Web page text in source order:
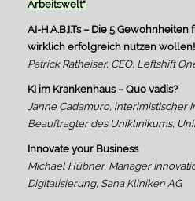
Arbeitswelt"
AI-H.A.B.I.Ts – Die 5
wirklich erfolgreich nutzen wollen!
Patrick Ratheiser, CEO, Leftshift
KI im Krankenhaus – Quo vadis?
Janne Cadamuro, interimistischer
Beauftragter des Uniklinikums,
Innovate your Business
Michael Hübner, Manager
Digitalisierung, Sana Kliniken AG